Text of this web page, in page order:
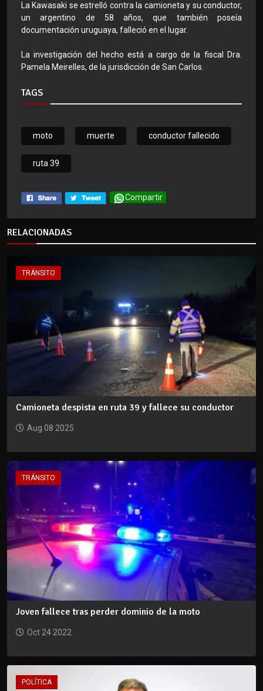
La Kawasaki se estrelló contra la camioneta y su conductor,
un argentino de 58 años, que también poseía
documentación uruguaya, falleció en el lugar.
La investigación del hecho está a cargo de la fiscal Dra.
Pamela Meirelles, de la jurisdicción de San Carlos.
TAGS
moto muerte conductor fallecido
ruta 39
Compartir
RELACIONADAS
TRÁNSITO
Camioneta despista en ruta 39 y fallece su conductor
Aug 08 2025
TRÁNSITO
Joven fallece tras perder dominio de la moto
Oct 24 2022
POLÍTICA